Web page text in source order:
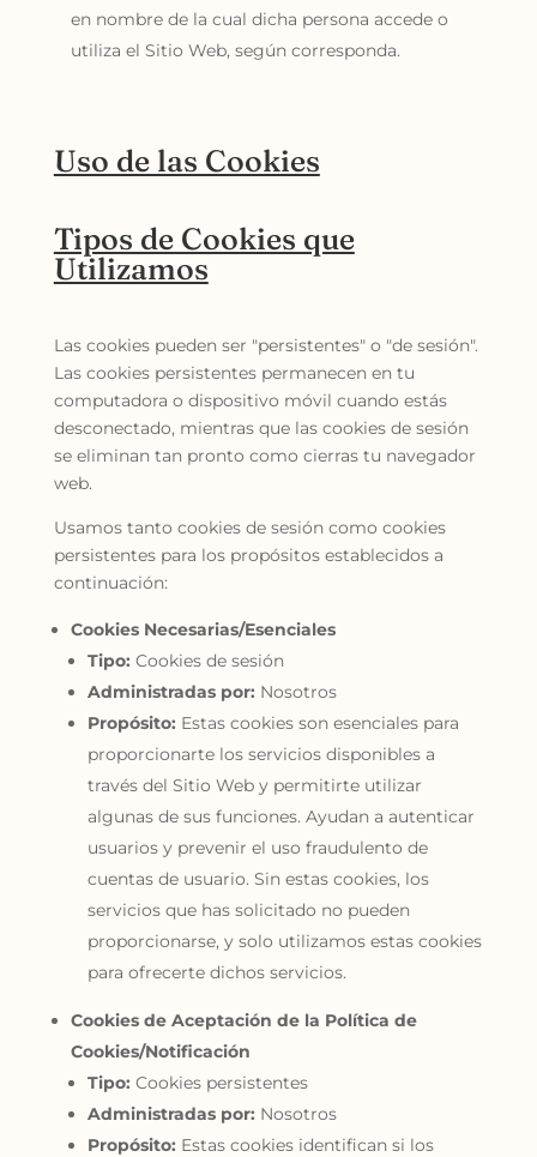
en nombre de la cual dicha persona accede o
utiliza el Sitio Web, según corresponda.
Uso de las Cookies
Tipos de Cookies que
Utilizamos
Las cookies pueden ser "persistentes" o "de sesión".
Las cookies persistentes permanecen en tu
computadora o dispositivo móvil cuando estás
desconectado, mientras que las cookies de sesión
se eliminan tan pronto como cierras tu navegador
web.
Usamos tanto cookies de sesión como cookies
persistentes para los propósitos establecidos a
continuación:
Cookies Necesarias/Esenciales
Tipo: Cookies de sesión
Administradas por: Nosotros
Propósito: Estas cookies son esenciales para
proporcionarte los servicios disponibles a
través del Sitio Web y permitirte utilizar
algunas de sus funciones. Ayudan a autenticar
usuarios y prevenir el uso fraudulento de
cuentas de usuario. Sin estas cookies, los
servicios que has solicitado no pueden
proporcionarse, y solo utilizamos estas cookies
para ofrecerte dichos servicios.
Cookies de Aceptación de la Política de
Cookies/Notificación
Tipo: Cookies persistentes
Administradas por: Nosotros
Propósito: Estas cookies identifican si los